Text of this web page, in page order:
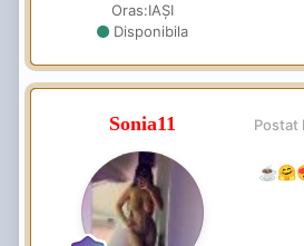
Oras:IAȘI
Disponibila
Sonia11 Postat
☕🤗